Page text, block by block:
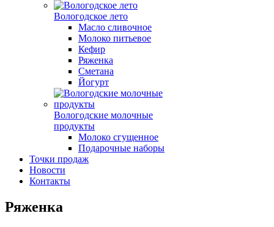
Вологодское лето
Масло сливочное
Молоко питьевое
Кефир
Ряженка
Сметана
Йогурт
Вологодские молочные
продукты
Молоко сгущенное
Подарочные наборы
Точки продаж
Новости
Контакты
Ряженка